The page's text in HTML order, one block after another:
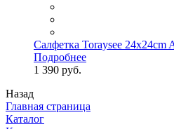
Салфетка Toraysee 24x24cm
Подробнее
1 390 руб.
Назад
Главная страница
Каталог